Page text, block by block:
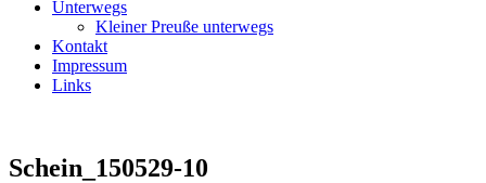
Unterwegs
Kleiner Preuße unterwegs
Kontakt
Impressum
Links
Schein_150529-10